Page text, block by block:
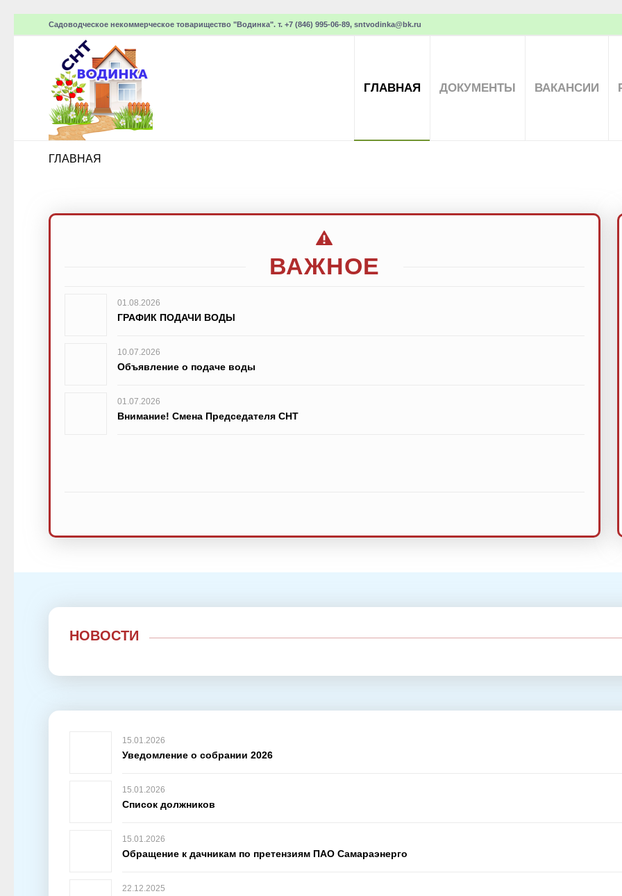
Садоводческое некоммерческое товарищество "Водинка". т. +7 (846) 995-06-89, sntvodinka@bk.ru
ГЛАВНАЯ ДОКУМЕНТЫ ВАКАНСИИ
ГЛАВНАЯ
ВАЖНОЕ
01.08.2026
ГРАФИК ПОДАЧИ ВОДЫ
10.07.2026
Объявление о подаче воды
01.07.2026
Внимание! Смена Председателя СНТ
НОВОСТИ
15.01.2026
Уведомление о собрании 2026
15.01.2026
Список должников
15.01.2026
Обращение к дачникам по претензиям ПАО Самараэнерго
22.12.2025